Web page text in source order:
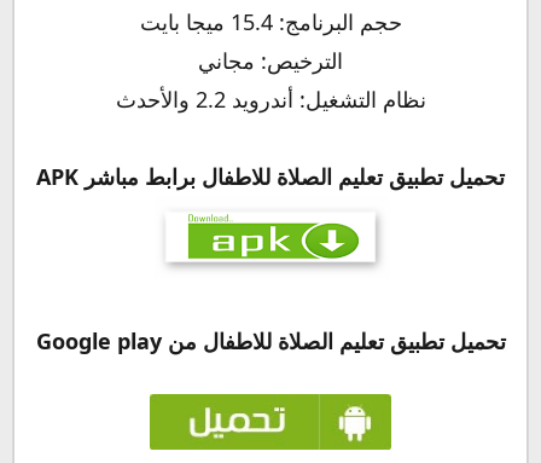
حجم البرنامج: 15.4 ميجا بايت
الترخيص: مجاني
نظام التشغيل: أندرويد 2.2 والأحدث
تحميل تطبيقتعليم الصلاة للاطفال برابط مباشر APK
تحميل تطبيقتعليم الصلاة للاطفال من Google play